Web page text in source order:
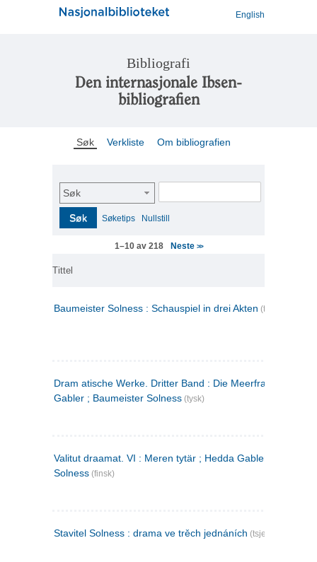
English
Bibliografi
Den internasjonale Ibsen-
bibliografien
Søk Verkliste Om bibliografien
Søk
Søk Søketips Nullstill
1–10 av 218 Neste >>
Tittel
Baumeister Solness : Schauspiel in drei Akten (tysk)
Dram atische Werke. Dritter Band : Die Meerfrau ; Hedda
Gabler ; Baumeister Solness (tysk)
Valitut draamat. VI : Meren tytär ; Hedda Gabler ;
Solness (finsk)
Stavitel Solness : drama ve trěch jednáních (tsjekkisk)